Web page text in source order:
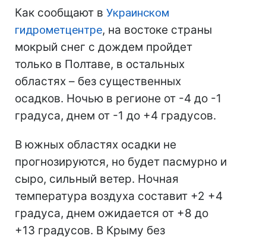
Как сообщают в Украинском
гидрометцентре, на востоке страны
мокрый снег с дождем пройдет
только в Полтаве, в остальных
областях – без существенных
осадков. Ночью в регионе от -4 до -1
градуса, днем от -1 до +4 градусов.
В южных областях осадки не
прогнозируются, но будет пасмурно и
сыро, сильный ветер. Ночная
температура воздуха составит +2 +4
градуса, днем ожидается от +8 до
+13 градусов. В Крыму без